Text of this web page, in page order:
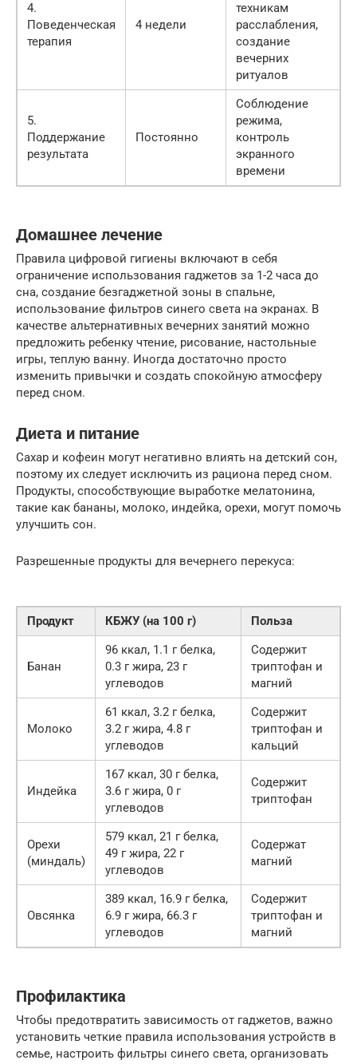
4.
Поведенческая
терапия
4 недели
техникам
расслабления,
создание
вечерних
ритуалов
5.
Поддержание
результата
Постоянно
Соблюдение
режима,
контроль
экранного
времени
Домашнее лечение
Правила цифровой гигиены включают в себя
ограничение использования гаджетов за 1-2 часа до
сна, создание безгаджетной зоны в спальне,
использование фильтров синего света на экранах. В
качестве альтернативных вечерних занятий можно
предложить ребенку чтение, рисование, настольные
игры, теплую ванну. Иногда достаточно просто
изменить привычки и создать спокойную атмосферу
перед сном.
Диета и питание
Сахар и кофеин могут негативно влиять на детский сон,
поэтому их следует исключить из рациона перед сном.
Продукты, способствующие выработке мелатонина,
такие как бананы, молоко, индейка, орехи, могут помочь
улучшить сон.
Разрешенные продукты для вечернего перекуса:
Продукт КБЖУ (на 100 г) Польза
Банан
96 ккал, 1.1 г белка,
0.3 г жира, 23 г
углеводов
Содержит
триптофан и
магний
Молоко
61 ккал, 3.2 г белка,
3.2 г жира, 4.8 г
углеводов
Содержит
триптофан и
кальций
Индейка
167 ккал, 30 г белка,
3.6 г жира, 0 г
углеводов
Содержит
триптофан
Орехи
(миндаль)
579 ккал, 21 г белка,
49 г жира, 22 г
углеводов
Содержат
магний
Овсянка
389 ккал, 16.9 г белка,
6.9 г жира, 66.3 г
углеводов
Содержит
триптофан и
магний
Профилактика
Чтобы предотвратить зависимость от гаджетов, важно
установить четкие правила использования устройств в
семье, настроить фильтры синего света, организовать